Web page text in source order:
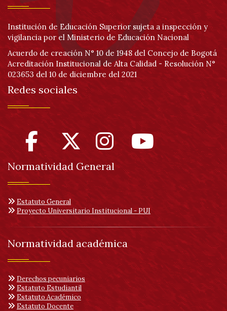
Institución de Educación Superior sujeta a inspección y
vigilancia por el Ministerio de Educación Nacional
Acuerdo de creación N° 10 de 1948 del Concejo de Bogotá
Acreditación Institucional de Alta Calidad - Resolución N°
023653 del 10 de diciembre del 2021
Redes sociales
Normatividad General
Estatuto General
Proyecto Universitario Institucional - PUI
Normatividad académica
Derechos pecuniarios
Estatuto Estudiantil
Estatuto Académico
Estatuto Docente